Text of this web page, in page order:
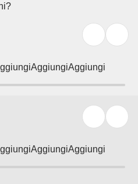
AggiungiAggiungi
AggiungiAggiungi